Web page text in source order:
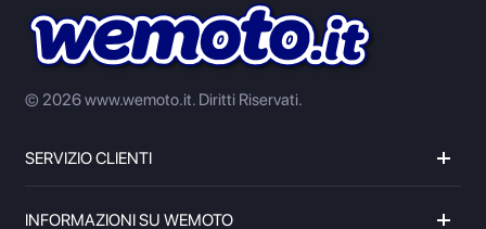
© 2026 www.wemoto.it. Diritti Riservati.
SERVIZIO CLIENTI
INFORMAZIONI SU WEMOTO